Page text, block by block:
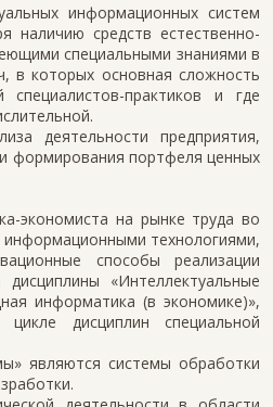
информационных систем
наличию средств естественно-
специальными знаниями в
в которых основная сложность
практиков и где
деятельности предприятия,
и формирования портфеля ценных
экономиста на рынке труда во
технологиями,
способы реализации
«Интеллектуальные
информатика (в экономике)»,
дисциплин специальной
являются системы обработки